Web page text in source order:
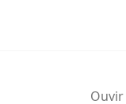
Ouvir